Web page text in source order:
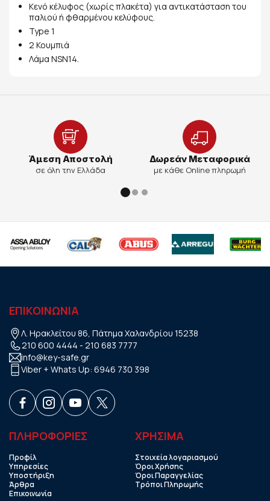
Κενό κέλυφος (χωρίς πλακέτα) για αντικατάσταση του
παλιού ή φθαρμένου κελύφους.
Type 1
2 Κουμπιά
Λάμα NSN14.
Άμεση Αποστολή
σε όλη την Ελλάδα
Δωρεάν Μεταφορικά
με κάθε Online πληρωμή
ΕΠΙΚΟΙΝΩΝΙΑ
Λ. Ηρακλείτου 86, Πάτημα Χαλανδρίου 15238
210 600 4444 - 210 683 7777
info@key-safe.gr
Viber + Whats Up: 6946 730 398
ΠΛΗΡΟΦΟΡΙΕΣ
Προφίλ
Υπηρεσίες
Υποστήριξη
Άρθρα
Επικοινωνία
ΧΡHΣΙΜΑ
Στοιχεία λογαριασμού
Όροι Χρήσης
Όροι Παραγγελίας
Τρόποι Πληρωμής